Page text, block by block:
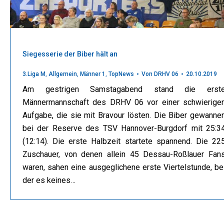
Siegesserie der Biber hält an
3.Liga M, Allgemein, Männer 1 , TopNews Von DRHV 06 20.10.2019
Am gestrigen Samstagabend stand die
Männermannschaft des DRHV 06 vor einer
Aufgabe, die sie mit Bravour lösten. Die Biber
bei der Reserve des TSV Hannover-Burgdorf mit
(12:14). Die erste Halbzeit startete spannend. Die
Zuschauer, von denen allein 45 Dessau-Roßlauer
waren, sahen eine ausgeglichene erste Viertelstunde,
der es keines…